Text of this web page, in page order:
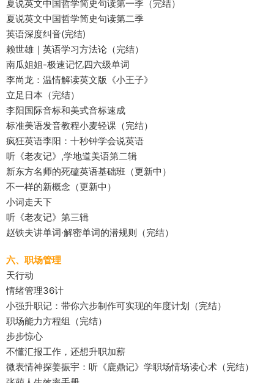
夏说英文中国哲学简史句读第一季（完结）
夏说英文中国哲学简史句读第二季
英语深度纠音(完结)
赖世雄｜英语学习方法论（完结）
南瓜姐姐-极速记忆四六级单词
李尚龙：温情解读英文版《小王子》
立足日本（完结）
李阳国际音标和美式音标速成
标准美语发音教程小麦轻课（完结）
疯狂英语李阳：十秒钟学会说英语
听《老友记》,学地道美语第二辑
新东方名师的死磕英语基础班（更新中）
不一样的新概念（更新中）
小词走天下
听《老友记》第三辑
赵铁夫讲单词·解密单词的潜规则（完结）
六、职场管理
天行动
情绪管理36计
小强升职记：带你六步制作可实现的年度计划（完结）
职场能力方程组（完结）
步步惊心
不懂汇报工作，还想升职加薪
微表情神探姜振宇：听《鹿鼎记》学职场情场读心术（完结）